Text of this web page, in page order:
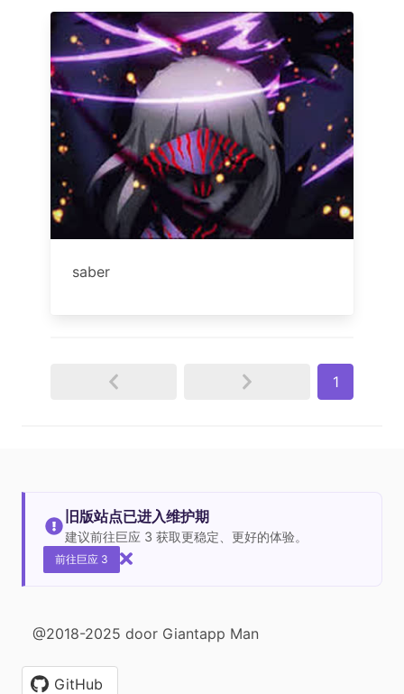
saber
1
旧版站点已进入维护期
建议前往巨应 3 获取更稳定、更好的体验。
前往巨应 3
@2018-2025 door Giantapp Man
GitHub